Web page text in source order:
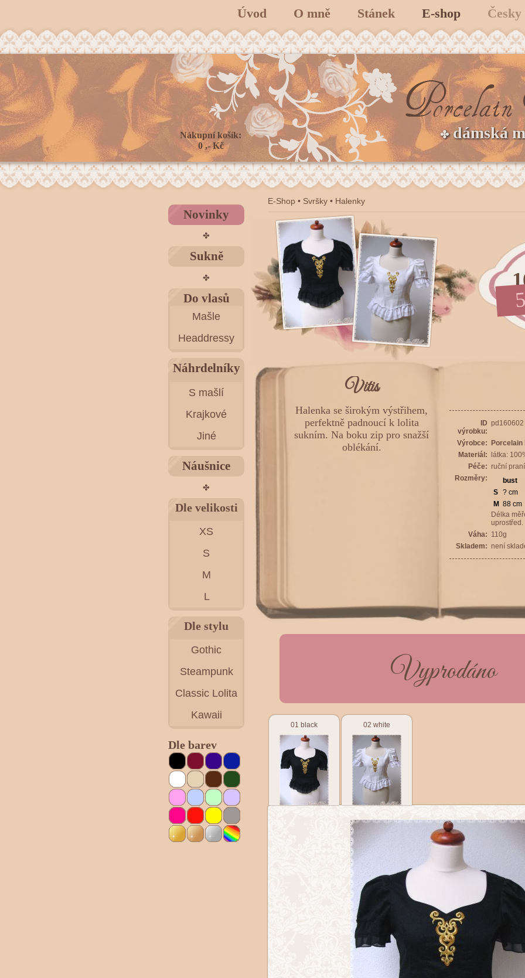
Úvod O mně Stánek E-shop Česky
✤dámská
Nákupní košík:
0 ,- Kč
Novinky
✤
Sukně
✤
Do vlasů
Mašle
Headdressy
Náhrdelníky
S mašlí
Krajkové
Jiné
Náušnice
✤
Dle velikosti
XS
S
M
L
Dle stylu
Gothic
Steampunk
Classic Lolita
Kawaii
Dle barev
E-Shop • Svršky • Halenky
Vitis
Halenka se širokým výstřihem,
perfektně padnoucí k lolita
sukním. Na boku zip pro snažší
oblékání.
ID
výrobku:
pd160602
Výrobce:
Porcelain
Materiál:
látka:
Péče: ruční
Rozměry:
bust
S ? cm
M 88 cm
Délka
uprostřed.
Váha: 110g
Skladem: není
Vyprodáno
01 black 02 white